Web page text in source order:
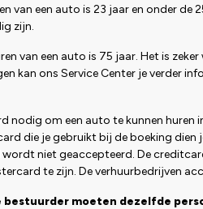
van een auto is 23 jaar en onder
zijn.
van een auto is 75 jaar. Het is
kan ons Service Center je verder
nodig om een auto te kunnen
die je gebruikt bij de boeking dien
niet geaccepteerd. De
te zijn. De verhuurbedrijven
bestuurder moeten dezelfde